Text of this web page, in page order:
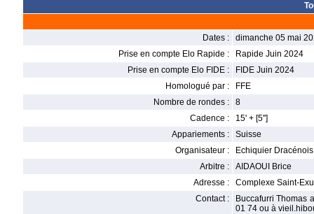
Dates :
dimanche 05 mai
Prise en compte Elo Rapide :
Rapide Juin 2024
Prise en compte Elo FIDE :
FIDE Juin 2024
Homologué par :
FFE
Nombre de rondes :
8
Cadence :
15' + [5'']
Appariements :
Suisse
Organisateur :
Echiquier Dracénois
Arbitre :
AIDAOUI Brice
Adresse :
Complexe Saint-
Contact :
Buccafurri Thomas
01 74 ou à